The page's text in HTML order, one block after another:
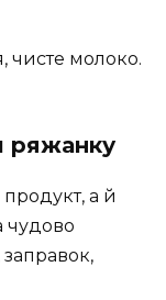
чисте молоко.
ряжанку
а й
чудово